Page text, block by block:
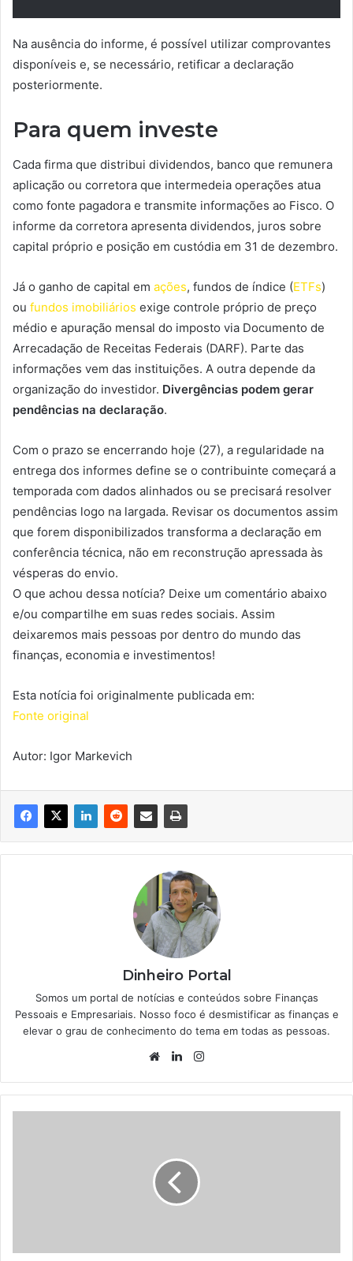
Na ausência do informe, é possível utilizar comprovantes
disponíveis e, se necessário, retificar a declaração
posteriormente.
Para quem investe
Cada firma que distribui dividendos, banco que remunera
aplicação ou corretora que intermedeia operações atua
como fonte pagadora e transmite informações ao Fisco. O
informe da corretora apresenta dividendos, juros sobre
capital próprio e posição em custódia em 31 de dezembro.
Já o ganho de capital em ações, fundos de índice (ETFs)
ou fundos imobiliários exige controle próprio de preço
médio e apuração mensal do imposto via Documento de
Arrecadação de Receitas Federais (DARF). Parte das
informações vem das instituições. A outra depende da
organização do investidor. Divergências podem gerar
pendências na declaração.
Com o prazo se encerrando hoje (27), a regularidade na
entrega dos informes define se o contribuinte começará a
temporada com dados alinhados ou se precisará resolver
pendências logo na largada. Revisar os documentos assim
que forem disponibilizados transforma a declaração em
conferência técnica, não em reconstrução apressada às
vésperas do envio.
O que achou dessa notícia? Deixe um comentário abaixo
e/ou compartilhe em suas redes sociais. Assim
deixaremos mais pessoas por dentro do mundo das
finanças, economia e investimentos!
Esta notícia foi originalmente publicada em:
Fonte original
Autor: Igor Markevich
Dinheiro Portal
Somos um portal de notícias e conteúdos sobre Finanças
Pessoais e Empresariais. Nosso foco é desmistificar as finanças e
elevar o grau de conhecimento do tema em todas as pessoas.
WebsiteLinkedin